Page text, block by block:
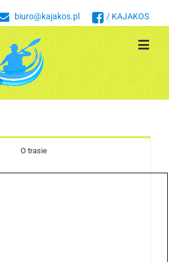
biuro@kajakos.pl / KAJAKOS
O trasie